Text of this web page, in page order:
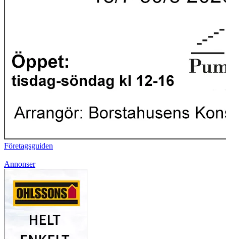
Företagsguiden
Annonser